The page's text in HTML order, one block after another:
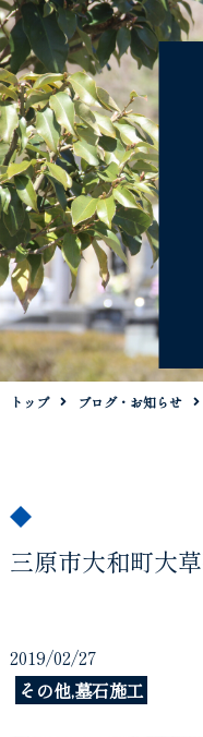
トップ ブログ・お知らせ
三原市大和町大
2019/02/27
その他,墓石施工